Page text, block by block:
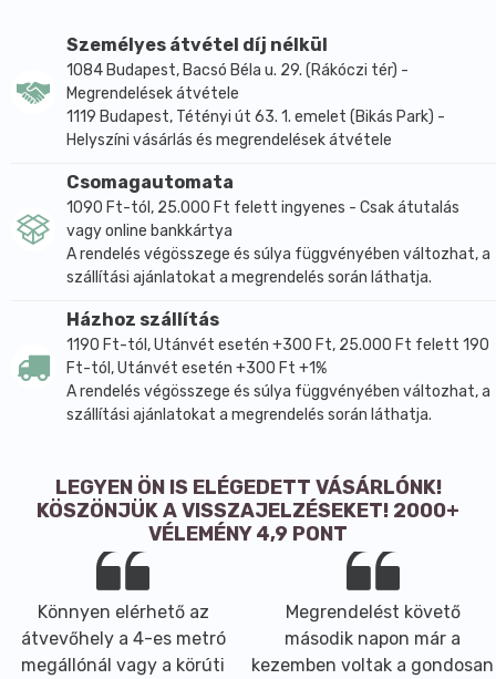
Személyes átvétel díj nélkül
1084 Budapest, Bacsó Béla u. 29. (Rákóczi tér) -
Megrendelések átvétele
1119 Budapest, Tétényi út 63. 1. emelet (Bikás Park) -
Helyszíni vásárlás és megrendelések átvétele
Csomagautomata
1090 Ft-tól, 25.000 Ft felett ingyenes - Csak átutalás
vagy online bankkártya
A rendelés végösszege és súlya függvényében változhat, a
szállítási ajánlatokat a megrendelés során láthatja.
Házhoz szállítás
1190 Ft-tól, Utánvét esetén +300 Ft, 25.000 Ft felett 190
Ft-tól, Utánvét esetén +300 Ft +1%
A rendelés végösszege és súlya függvényében változhat, a
szállítási ajánlatokat a megrendelés során láthatja.
LEGYEN ÖN IS ELÉGEDETT VÁSÁRLÓNK!
KÖSZÖNJÜK A VISSZAJELZÉSEKET! 2000+
VÉLEMÉNY 4,9 PONT
Könnyen elérhető az
átvevőhely a 4-es metró
megállónál vagy a körúti
Megrendelést követő
második napon már a
kezemben voltak a gondosan